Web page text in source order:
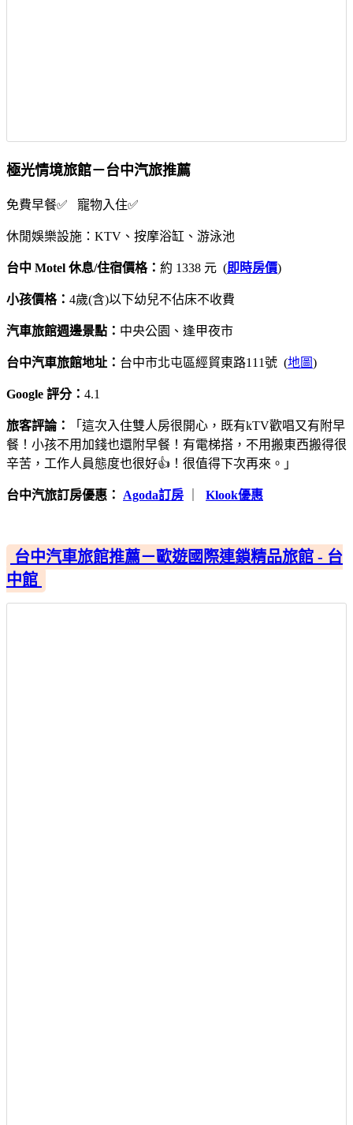
極光情境旅館－台中汽旅推薦
免費早餐✅ 寵物入住✅
休閒娛樂設施：KTV、按摩浴缸、游泳池
台中 Motel 休息/住宿價格： 約 1338 元 (即時房價)
小孩價格： 4歲(含)以下幼兒不佔床不收費
汽車旅館週邊景點： 中央公園、逢甲夜市
台中汽車旅館地址： 台中市北屯區經貿東路111號 (地圖)
Google 評分： 4.1
旅客評論：
「這次入住雙人房很開心，既有kTV歡唱又有附早
餐！小孩不用加錢也還附早餐！有電梯搭，不用搬東西搬得很
辛苦，工作人員態度也很好👍！很值得下次再來。」
台中汽旅訂房優惠： Agoda訂房 Klook優惠
台中汽車旅館推薦－歐遊國際連鎖精品旅館 - 台
中館